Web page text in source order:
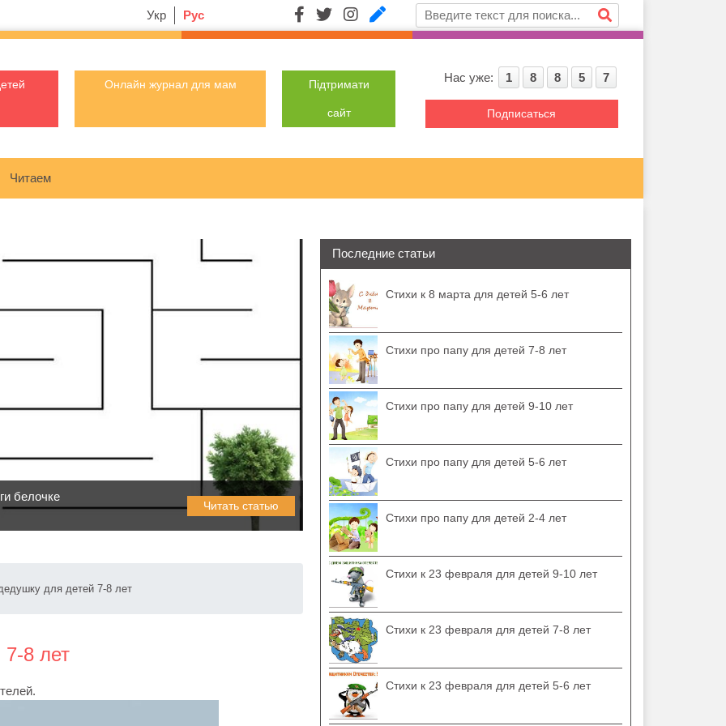
Укр Рус
Онлайн журнал для мам Підтримати
сайт
Нас уже: 1 8 8 5 7
Подписаться
Читаем
белочке
Читать статью
для детей 7-8 лет
8 лет
Последние статьи
Стихи к 8 марта для детей 5-6 лет
Стихи про папу для детей 7-8 лет
Стихи про папу для детей 9-10 лет
Стихи про папу для детей 5-6 лет
Стихи про папу для детей 2-4 лет
Стихи к 23 февраля для детей 9-10 лет
Стихи к 23 февраля для детей 7-8 лет
Стихи к 23 февраля для детей 5-6 лет